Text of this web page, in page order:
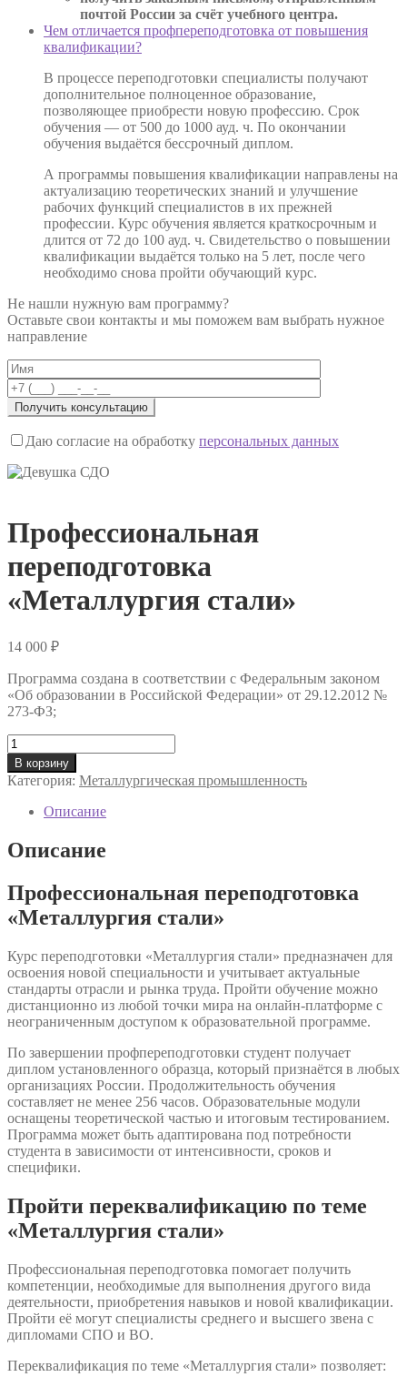
почтой России за счёт учебного центра.
Чем отличается профпереподготовка от повышения
квалификации?
В процессе переподготовки специалисты получают
дополнительное полноценное образование,
позволяющее приобрести новую профессию. Срок
обучения — от 500 до 1000 ауд. ч. По окончании
обучения выдаётся бессрочный диплом.
А программы повышения квалификации направлены на
актуализацию теоретических знаний и улучшение
рабочих функций специалистов в их прежней
профессии. Курс обучения является краткосрочным и
длится от 72 до 100 ауд. ч. Свидетельство о повышении
квалификации выдаётся только на 5 лет, после чего
необходимо снова пройти обучающий курс.
Не нашли нужную вам программу?
Оставьте свои контакты и мы поможем вам выбрать нужное
направление
Даю согласие на обработку персональных данных
Профессиональная
переподготовка
«Металлургия стали»
14 000 ₽
Программа создана в соответствии с Федеральным законом
«Об образовании в Российской Федерации» от 29.12.2012 №
273-ФЗ;
Количество
товара
Профессиональная
переподготовка
«Металлургия
стали»
В корзину
Категория: Металлургическая промышленность
Описание
Описание
Профессиональная переподготовка
«Металлургия стали»
Курс переподготовки «Металлургия стали» предназначен для
освоения новой специальности и учитывает актуальные
стандарты отрасли и рынка труда. Пройти обучение можно
дистанционно из любой точки мира на онлайн-платформе с
неограниченным доступом к образовательной программе.
По завершении профпереподготовки студент получает
диплом установленного образца, который признаётся в любых
организациях России. Продолжительность обучения
составляет не менее 256 часов. Образовательные модули
оснащены теоретической частью и итоговым тестированием.
Программа может быть адаптирована под потребности
студента в зависимости от интенсивности, сроков и
специфики.
Пройти переквалификацию по теме
«Металлургия стали»
Профессиональная переподготовка помогает получить
компетенции, необходимые для выполнения другого вида
деятельности, приобретения навыков и новой квалификации.
Пройти её могут специалисты среднего и высшего звена с
дипломами СПО и ВО.
Переквалификация по теме «Металлургия стали» позволяет: